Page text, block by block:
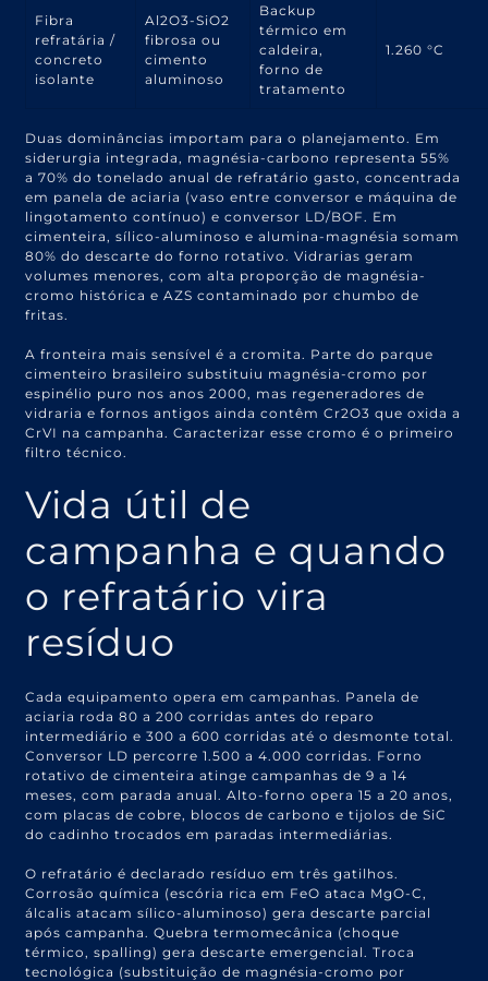
Fibra
refratária /
concreto
isolante
Al2O3-SiO2
fibrosa ou
cimento
aluminoso
Backup
térmico em
caldeira,
forno de
tratamento
1.260 °C
Duas dominâncias importam para o planejamento. Em
siderurgia integrada, magnésia-carbono representa 55%
a 70% do tonelado anual de refratário gasto, concentrada
em panela de aciaria (vaso entre conversor e máquina de
lingotamento contínuo) e conversor LD/BOF. Em
cimenteira, sílico-aluminoso e alumina-magnésia somam
80% do descarte do forno rotativo. Vidrarias geram
volumes menores, com alta proporção de magnésia-
cromo histórica e AZS contaminado por chumbo de
fritas.
A fronteira mais sensível é a cromita. Parte do parque
cimenteiro brasileiro substituiu magnésia-cromo por
espinélio puro nos anos 2000, mas regeneradores de
vidraria e fornos antigos ainda contêm Cr2O3 que oxida a
CrVI na campanha. Caracterizar esse cromo é o primeiro
filtro técnico.
Vida útil de
campanha e quando
o refratário vira
resíduo
Cada equipamento opera em campanhas. Panela de
aciaria roda 80 a 200 corridas antes do reparo
intermediário e 300 a 600 corridas até o desmonte total.
Conversor LD percorre 1.500 a 4.000 corridas. Forno
rotativo de cimenteira atinge campanhas de 9 a 14
meses, com parada anual. Alto-forno opera 15 a 20 anos,
com placas de cobre, blocos de carbono e tijolos de SiC
do cadinho trocados em paradas intermediárias.
O refratário é declarado resíduo em três gatilhos.
Corrosão química (escória rica em FeO ataca MgO-C,
álcalis atacam sílico-aluminoso) gera descarte parcial
após campanha. Quebra termomecânica (choque
térmico, spalling) gera descarte emergencial. Troca
tecnológica (substituição de magnésia-cromo por